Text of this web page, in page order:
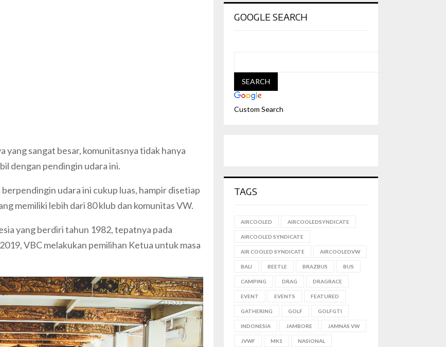
sangat besar, komunitasnya tidak hanya
dengan pendingin udara ini.
udara ini cukup luas, hampir disetiap
memiliki lebih dari 80 klub dan komunitas VW.
yang berdiri tahun 1982, tepatnya pada
VBC melakukan pemilihan Ketua untuk masa
GOOGLE SEARCH
Custom Search
TAGS
AIRCOOLED AIRCOOLEDSYNDICATE
AIRCOOLED SYNDICATE
AIR COOLED SYNDICATE AIRCOOLEDVW
BALI BEETLE BRAZBUS BUS
CAMPING DRAG DRAGRACE
EVENT EVENTS FEATURED
GATHERING GOLF GOLFGTI
INDONESIA JAMBORE JAMNAS VW
JVWF MK1 NASIONAL